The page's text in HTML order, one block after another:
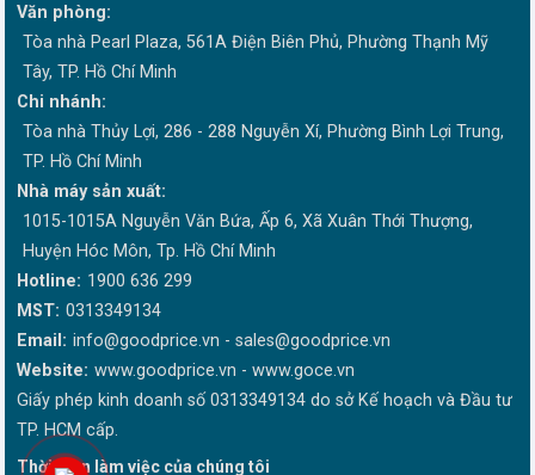
Văn phòng:
Tòa nhà Pearl Plaza, 561A Điện Biên Phủ, Phường Thạnh Mỹ
Tây, TP. Hồ Chí Minh
Chi nhánh:
Tòa nhà Thủy Lợi, 286 - 288 Nguyễn Xí, Phường Bình Lợi Trung,
TP. Hồ Chí Minh
Nhà máy sản xuất:
1015-1015A Nguyễn Văn Bứa, Ấp 6, Xã Xuân Thới Thượng,
Huyện Hóc Môn, Tp. Hồ Chí Minh
Hotline: 1900 636 299
MST: 0313349134
Email: info@goodprice.vn - sales@goodprice.vn
Website: www.goodprice.vn - www.goce.vn
Giấy phép kinh doanh số 0313349134 do sở Kế hoạch và Đầu tư
TP. HCM cấp.
Thời gian làm việc của chúng tôi